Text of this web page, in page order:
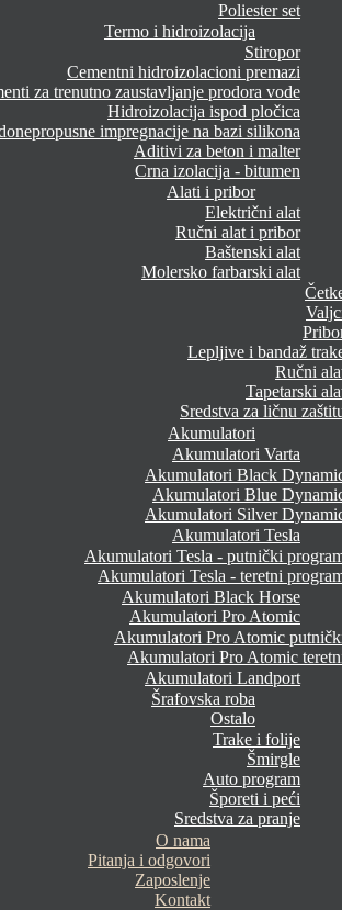
Poliester set
Termo i hidroizolacija
Stiropor
Cementni hidroizolacioni premazi
za trenutno zaustavljanje prodora vode
Hidroizolacija ispod pločica
impregnacije na bazi silikona
Aditivi za beton i malter
Crna izolacija - bitumen
Alati i pribor
Električni alat
Ručni alat i pribor
Baštenski alat
Molersko farbarski alat
Lepljive i bandaž
Ručni
Tapetarski
Sredstva za ličnu
Akumulatori
Akumulatori Varta
Akumulatori Black
Akumulatori Blue
Akumulatori Silver
Akumulatori Tesla
Akumulatori Tesla - putnički
Akumulatori Tesla - teretni
Akumulatori Black Horse
Akumulatori Pro Atomic
Akumulatori Pro Atomic
Akumulatori Pro Atomic
Akumulatori Landport
Šrafovska roba
Ostalo
Trake i folije
Šmirgle
Auto program
Šporeti i peći
Sredstva za pranje
O nama
Pitanja i odgovori
Zaposlenje
Kontakt